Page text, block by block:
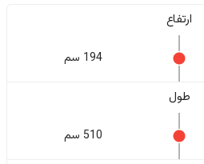
ارتفاع
194 سم
طول
510 سم